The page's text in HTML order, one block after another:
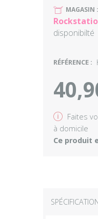
U MAGASIN :
disponibilté
RÉFÉRENCE :
v Faites
à domicile
Ce produit